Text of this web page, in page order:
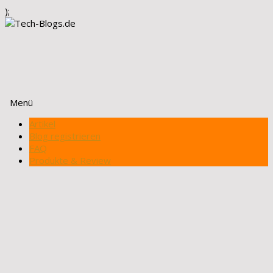
);
Menü
Zum
Inhalt
springen
Artikel
Blog registrieren
FAQ
Produkte & Review